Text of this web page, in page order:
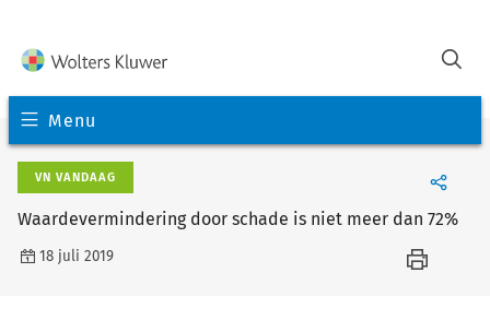
Menu
VN VANDAAG
Waardevermindering door schade is niet meer dan 72%
18 juli 2019